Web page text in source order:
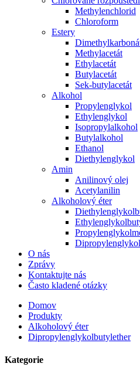
Methylenchlorid
Chloroform
Estery
Methylacetát
Ethylacetát
Butylacetát
Sek-butylacetát
Alkohol
Propylenglykol
Ethylenglykol
Isopropylalkohol
Butylalkohol
Ethanol
Diethylenglykol
Amin
Anilinový olej
Acetylanilin
Alkoholový éter
O nás
Zprávy
Kontaktujte nás
Často kladené otázky
Domov
Produkty
Alkoholový éter
Dipropylenglykolbutylether
Kategorie